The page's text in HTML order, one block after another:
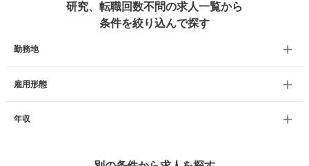
研究、転職回数不問の求人一覧から
条件を絞り込んで探す
勤務地
雇用形態
年収